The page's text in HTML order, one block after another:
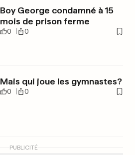
Boy George condamné à 15
mois de prison ferme
0 0
Mais qui joue les gymnastes?
0 0
PUBLICITÉ